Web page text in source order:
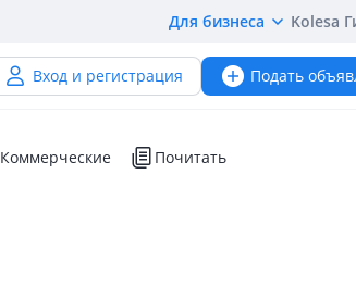
Для бизнеса Kolesa
Вход и регистрация Подать
Коммерческие Почитать